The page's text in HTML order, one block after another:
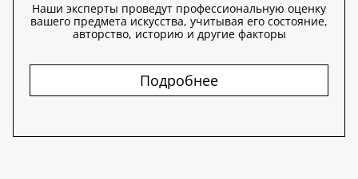
Наши эксперты проведут профессиональную оценку
вашего предмета искусства, учитывая его состояние,
авторство, историю и другие факторы
Подробнее